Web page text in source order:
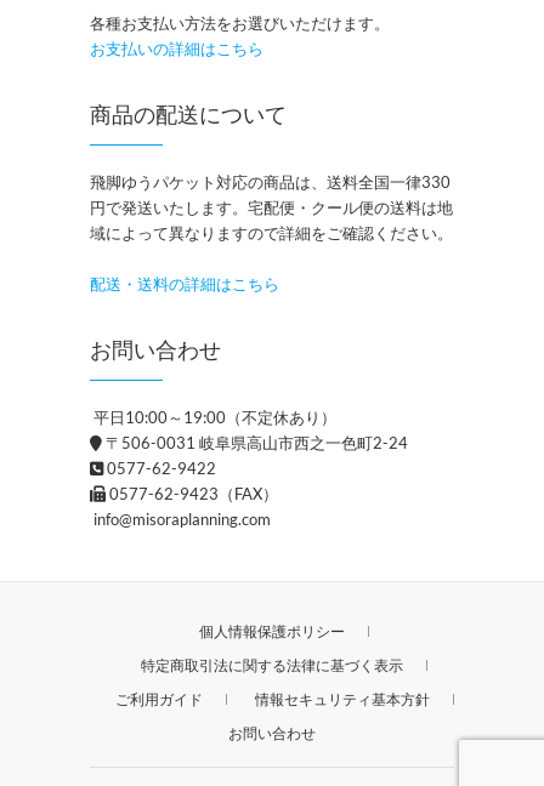
各種お支払い方法をお選びいただけます。
お支払いの詳細はこちら
商品の配送について
飛脚ゆうパケット対応の商品は、送料全国一律330
円で発送いたします。宅配便・クール便の送料は地
域によって異なりますので詳細をご確認ください。
配送・送料の詳細はこちら
お問い合わせ
平日10:00～19:00（不定休あり）
〒506-0031 岐阜県高山市西之一色町2-24
0577-62-9422
0577-62-9423（FAX）
info@misoraplanning.com
個人情報保護ポリシー
特定商取引法に関する法律に基づく表示
ご利用ガイド
情報セキュリティ基本方針
お問い合わせ